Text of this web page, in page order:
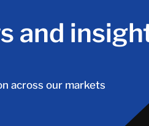
and
across our markets